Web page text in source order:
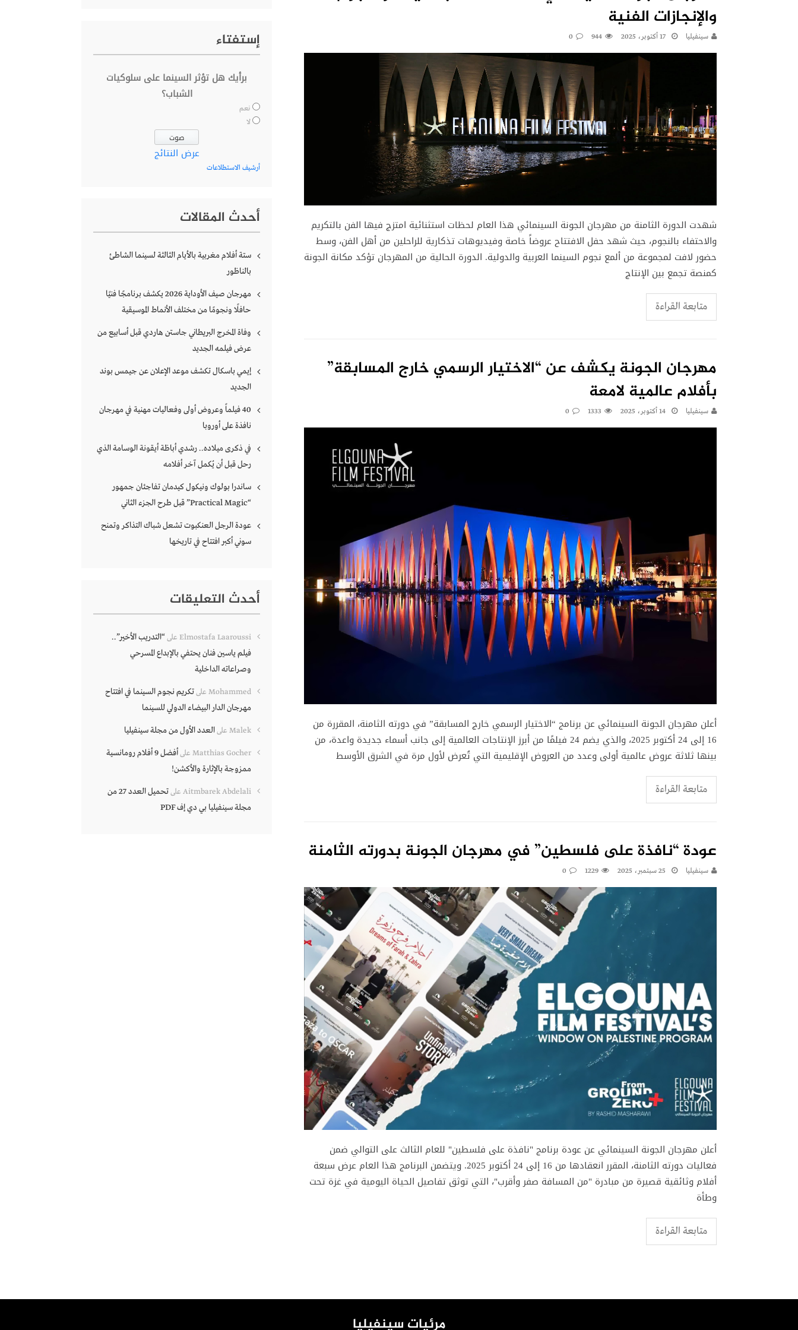
والإنجازات الفنية
سينفيليا 17 أكتوبر، 2025 944
0
شهدت الدورة الثامنة من مهرجان الجونة السينمائي هذا العام لحظات استثنائية امتزج فيها الفن بالتكريم
والاحتفاء بالنجوم، حيث شهد حفل الافتتاح عروضاً خاصة وفيديوهات تذكارية للراحلين من أهل الفن، وسط
حضور لافت لمجموعة من ألمع نجوم السينما العربية والدولية. الدورة الحالية من المهرجان تؤكد مكانة الجونة
كمنصة تجمع بين الإنتاج
متابعة القراءة
مهرجان الجونة يكشف عن “الاختيار الرسمي خارج المسابقة”
بأفلام عالمية لامعة
سينفيليا 14 أكتوبر، 2025 1333
0
أعلن مهرجان الجونة السينمائي عن برنامج “الاختيار الرسمي خارج المسابقة” في دورته الثامنة، المقررة من
16 إلى 24 أكتوبر 2025، والذي يضم 24 فيلمًا من أبرز الإنتاجات العالمية إلى جانب أسماء جديدة واعدة، من
بينها ثلاثة عروض عالمية أولى وعدد من العروض الإقليمية التي تُعرض لأول مرة في الشرق الأوسط
متابعة القراءة
عودة “نافذة على فلسطين” في مهرجان الجونة بدورته الثامنة
سينفيليا 25 سبتمبر، 2025 1229
0
أعلن مهرجان الجونة السينمائي عن عودة برنامج "نافذة على فلسطين" للعام الثالث على التوالي ضمن
فعاليات دورته الثامنة، المقرر انعقادها من 16 إلى 24 أكتوبر 2025. ويتضمن البرنامج هذا العام عرض سبعة
أفلام وثائقية قصيرة من مبادرة "من المسافة صفر وأقرب"، التي توثق تفاصيل الحياة اليومية في غزة تحت
وطأة
متابعة القراءة
إستفتاء
برأيك هل تؤثر السينما على سلوكيات
الشباب؟
نعم
لا
عرض النتائج
أرشيف الاستطلاعات
أحدث المقالات
ستة أفلام مغربية بالأيام الثالثة لسينما الشاطئ
بالناظور
مهرجان صيف الأوداية 2026 يكشف برنامجًا فنيًا
حافلًا ونجومًا من مختلف الأنماط الموسيقية
وفاة المخرج البريطاني جاستن هاردي قبل أسابيع من
عرض فيلمه الجديد
إيمي باسكال تكشف موعد الإعلان عن جيمس بوند
الجديد
40 فيلماً وعروض أولى وفعاليات مهنية في مهرجان
نافذة على أوروبا
في ذكرى ميلاده.. رشدي أباظة أيقونة الوسامة الذي
رحل قبل أن يُكمل آخر أفلامه
ساندرا بولوك ونيكول كيدمان تفاجئان جمهور
“Practical Magic” قبل طرح الجزء الثاني
عودة الرجل العنكبوت تشعل شباك التذاكر وتمنح
سوني أكبر افتتاح في تاريخها
أحدث التعليقات
Elmostafa Laaroussi على“التدريب الأخير”..
فيلم ياسين فنان يحتفي بالإبداع المسرحي
وصراعاته الداخلية
Mohammed علىتكريم نجوم السينما في افتتاح
مهرجان الدار البيضاء الدولي للسينما
Malek علىالعدد الأول من مجلة سينفيليا
Matthias Gocher على
أفضل 9 أفلام رومانسية
ممزوجة بالإثارة والأكشن!
Aitmbarek Abdelali على
تحميل العدد 27 من
مجلة سينفيليا بي دي إف PDF
مرئيات سينفيليا